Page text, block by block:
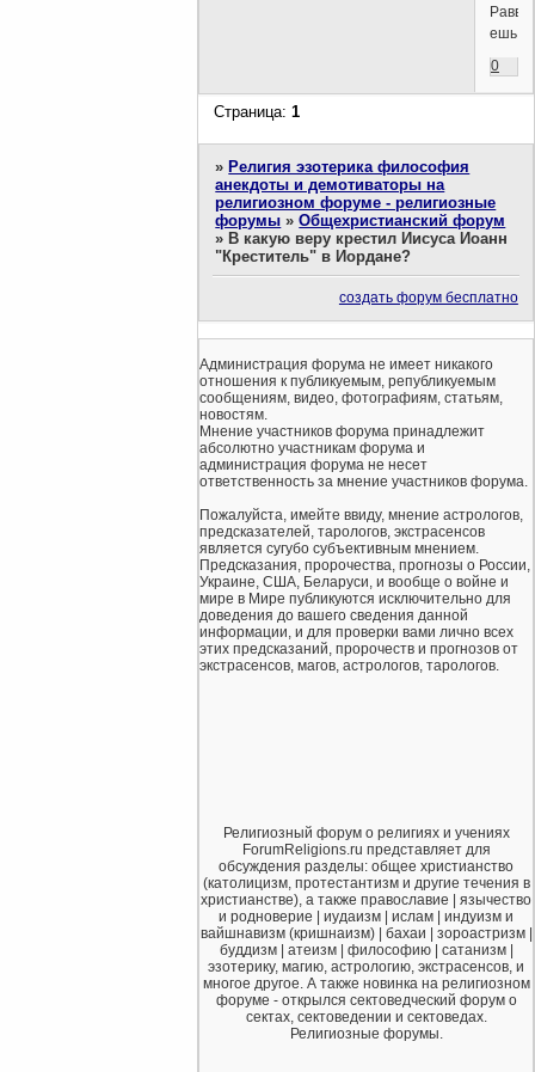
Равви!
ешь.
0
Страница:1
» Религия эзотерика философия
анекдоты и демотиваторы на
религиозном форуме - религиозные
форумы »Общехристианский форум
» В какую веру крестил Иисуса Иоанн
"Креститель" в Иордане?
создать форум бесплатно
Администрация форума не имеет никакого
отношения к публикуемым, републикуемым
сообщениям, видео, фотографиям, статьям,
новостям.
Мнение участников форума принадлежит
абсолютно участникам форума и
администрация форума не несет
ответственность за мнение участников форума.
Пожалуйста, имейте ввиду, мнение астрологов,
предсказателей, тарологов, экстрасенсов
является сугубо субъективным мнением.
Предсказания, пророчества, прогнозы о России,
Украине, США, Беларуси, и вообще о войне и
мире в Мире публикуются исключительно для
доведения до вашего сведения данной
информации, и для проверки вами лично всех
этих предсказаний, пророчеств и прогнозов от
экстрасенсов, магов, астрологов, тарологов.
Религиозный форум о религиях и учениях
ForumReligions.ru представляет для
обсуждения разделы: общее христианство
(католицизм, протестантизм и другие течения в
христианстве), а также православие | язычество
и родноверие | иудаизм | ислам | индуизм и
вайшнавизм (кришнаизм) | бахаи | зороастризм |
буддизм | атеизм | философию | сатанизм |
эзотерику, магию, астрологию, экстрасенсов, и
многое другое. А также новинка на религиозном
форуме - открылся сектоведческий форум о
сектах, сектоведении и сектоведах.
Религиозные форумы.